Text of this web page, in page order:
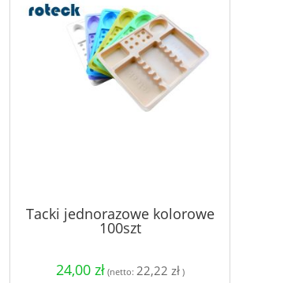
Tacki jednorazowe kolorowe
100szt
24,00 zł (netto: 22,22 zł)